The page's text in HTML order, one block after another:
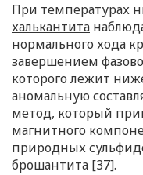
При температурах
халькантита
нормального хода
завершением
которого лежит
аномальную
метод, который
магнитного
природных
брошантита [37].